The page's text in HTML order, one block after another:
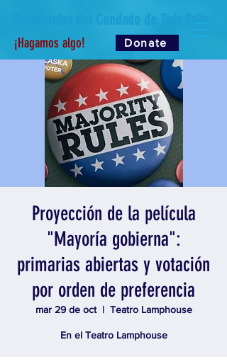
Donate
¡Hagamos algo!
Proyección de la película
"Mayoría gobierna":
primarias abiertas y votación
por orden de preferencia
mar 29 de oct
  |
Teatro Lamphouse
En el Teatro Lamphouse